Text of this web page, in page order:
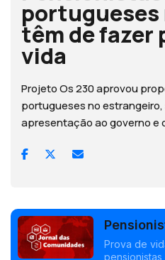
portugueses
têm de fazer
vida
Projeto Os 230 aprovou
portugueses no
apresentação ao governo e
mundo
Prova de